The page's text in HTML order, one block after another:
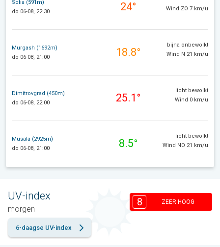
Sofia (591m)
do 06-08, 22:30
24°
Wind ZO 7 km/u
Murgash (1692m)
do 06-08, 21:00
18.8°
bijna onbewolkt
Wind N 21 km/u
Dimitrovgrad (450m)
do 06-08, 22:00
25.1°
licht bewolkt
Wind 0 km/u
Musala (2925m)
do 06-08, 21:00
8.5°
licht bewolkt
Wind NO 21 km/u
UV-index
morgen
8 ZEER HOOG
6-daagse UV-index